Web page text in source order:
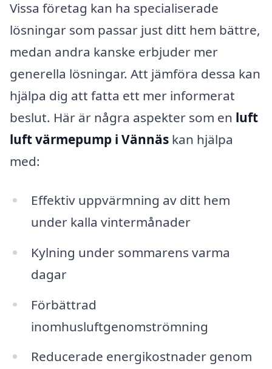
Vissa företag kan ha specialiserade
lösningar som passar just ditt hem bättre,
medan andra kanske erbjuder mer
generella lösningar. Att jämföra dessa kan
hjälpa dig att fatta ett mer informerat
beslut. Här är några aspekter som en luft
luft värmepump i Vännäs kan hjälpa
med:
Effektiv uppvärmning av ditt hem
under kalla vintermånader
Kylning under sommarens varma
dagar
Förbättrad
inomhusluftgenomströmning
Reducerade energikostnader genom